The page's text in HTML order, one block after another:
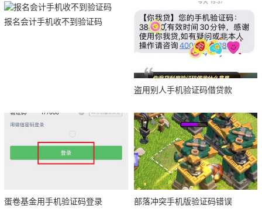
报名会计手机收不到验证码
盗用别人手机验证码借贷款
蛋卷基金用手机验证码登录 部落冲突手机版验证码错误